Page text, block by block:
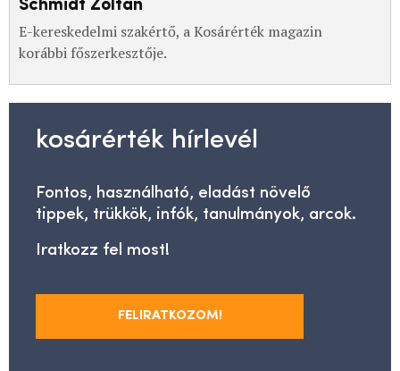
Schmidt Zoltán
E-kereskedelmi szakértő, a Kosárérték magazin
korábbi főszerkesztője.
kosárérték hírlevél
Fontos, használható, eladást növelő
tippek, trükkök, infók, tanulmányok, arcok.
Iratkozz fel most!
FELIRATKOZOM!